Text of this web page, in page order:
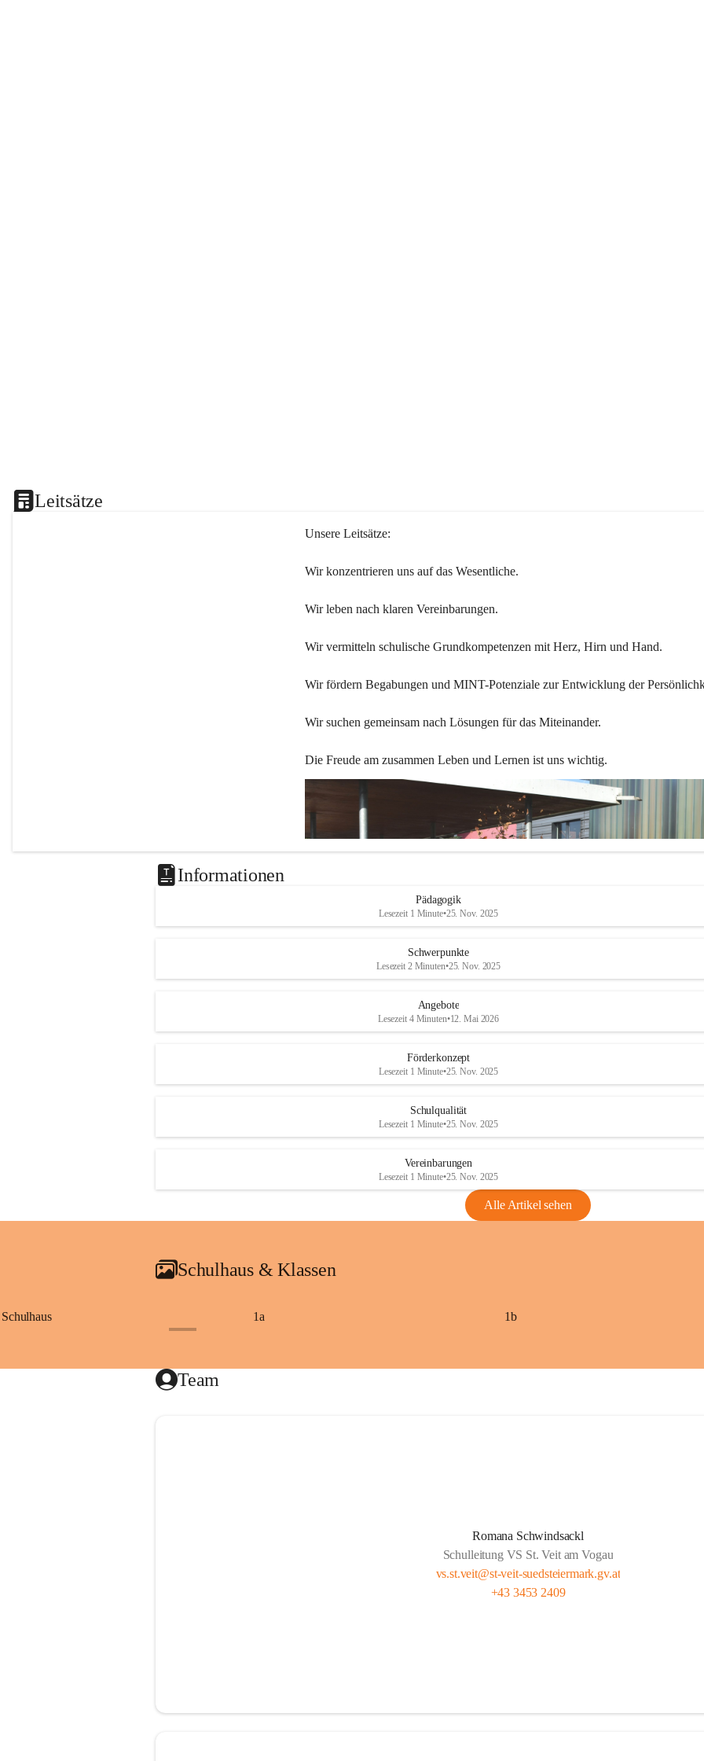
Leitsätze
Unsere Leitsätze:
Wir konzentrieren uns auf das Wesentliche.
Wir leben nach klaren Vereinbarungen.
Wir vermitteln schulische Grundkompetenzen mit Herz, Hirn und Hand.
Wir fördern Begabungen und MINT-Potenziale zur Entwicklung der
Wir suchen gemeinsam nach Lösungen für das Miteinander.
Die Freude am zusammen Leben und Lernen ist uns wichtig.
Informationen
Pädagogik
Lesezeit 1 Minute•25. Nov. 2025
Schwerpunkte
Lesezeit 2 Minuten•25. Nov. 2025
Angebote
Lesezeit 4 Minuten•12. Mai 2026
Förderkonzept
Lesezeit 1 Minute•25. Nov. 2025
Schulqualität
Lesezeit 1 Minute•25. Nov. 2025
Vereinbarungen
Lesezeit 1 Minute•25. Nov. 2025
Alle Artikel sehen
Schulhaus & Klassen
Schulhaus 1a 1b
Team
Romana Schwindsackl
Schulleitung VS St. Veit am Vogau
vs.st.veit@st-veit-suedsteiermark.gv.at
+43 3453 2409